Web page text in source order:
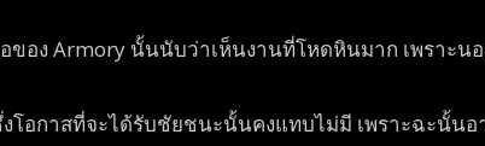
ของ Armory นั้นนับว่าเห็นงานที่โหดหินมาก เพราะน
งโอกาสที่จะได้รับชัยชนะนั้นคงแทบไม่มี เพราะฉะนั้น